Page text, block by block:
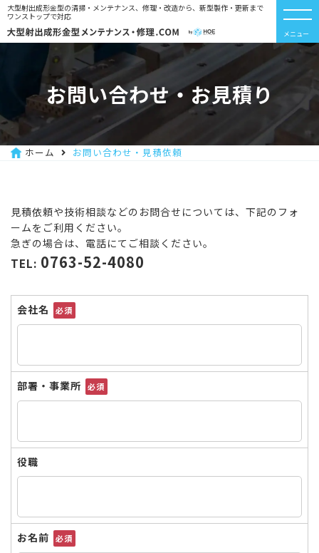
大型射出成形金型の清掃・メンテナンス、修理・改造から、新型製作・更新まで
ワンストップで対応
メニュー
お問い合わせ・お見積り
ホーム お問い合わせ・見積依頼
見積依頼や技術相談などのお問合せについては、下記のフォ
ームをご利用ください。
急ぎの場合は、電話にてご相談ください。
TEL: 0763-52-4080
会社名 必須
部署・事業所 必須
役職
お名前 必須